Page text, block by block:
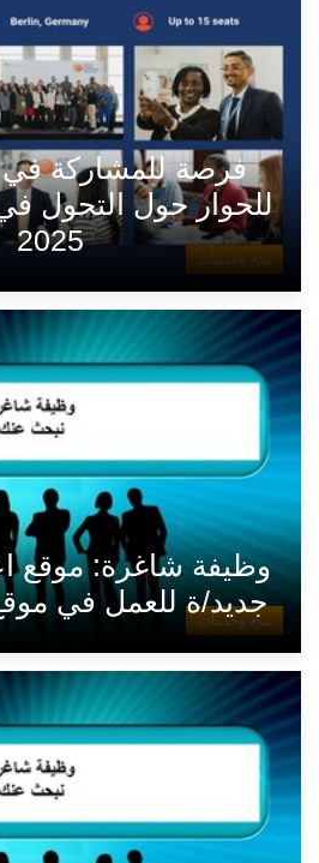
منح وخدمات
فرصة للمشاركة في
للحوار حول التحول
2025
منح وخدمات
وظيفة شاغرة: موقع
جديد/ة للعمل في